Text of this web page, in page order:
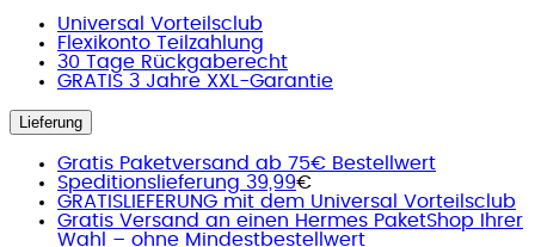
Universal Vorteilsclub
Flexikonto Teilzahlung
30 Tage Rückgaberecht
GRATIS 3 Jahre XXL-Garantie
Lieferung
Gratis Paketversand ab 75€ Bestellwert
Speditionslieferung 39,99€
GRATISLIEFERUNG mit dem Universal Vorteilsclub
Gratis Versand an einen Hermes PaketShop Ihrer
Wahl – ohne Mindestbestellwert